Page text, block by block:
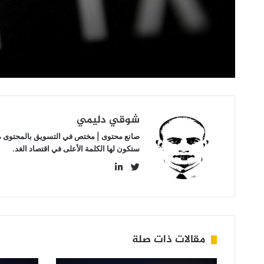
شوقي دليمي
صانع محتوى | مختص في التسويق بالمحتوى
ستكون لها الكلمة الأعلى في اقتصاد الغد.
مقالات ذات صلة